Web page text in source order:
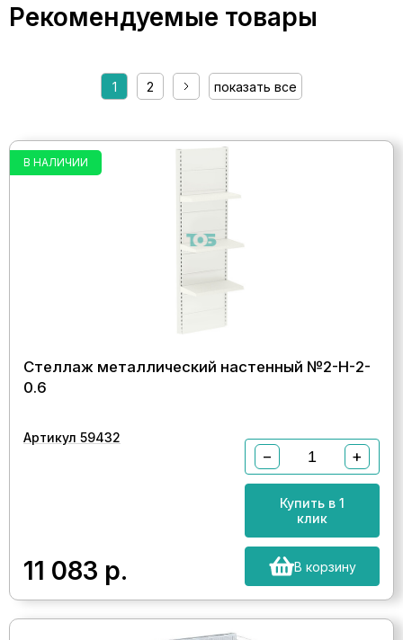
Рекомендуемые товары
1 2 показать все
В НАЛИЧИИ
Стеллаж металлический настенный №2-Н-2-
0.6
Артикул 59432
11 083 р.
− +
Купить в 1
клик
В корзину